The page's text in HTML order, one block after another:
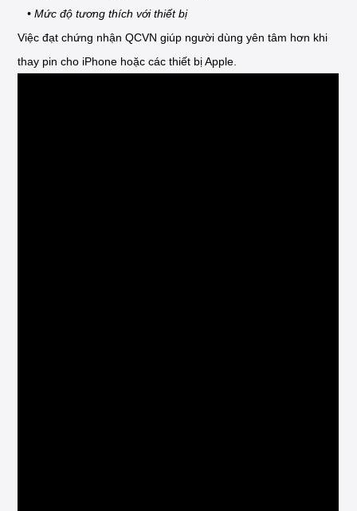
• Mức độ tương thích với thiết bị
Việc đạt chứng nhận QCVN giúp người dùng yên tâm hơn khi
thay pin cho iPhone hoặc các thiết bị Apple.